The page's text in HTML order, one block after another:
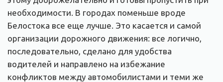
необходимости. В городах поменьше вроде
Белостока все еще лучше. Это касается и самой
организации дорожного движения: все логично,
последовательно, сделано для удобства
водителей и направлено на избежание
конфликтов между автомобилистами и теми же